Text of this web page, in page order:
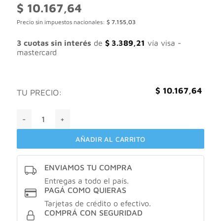
$ 10.167,64
Precio sin impuestos nacionales: $ 7.155,03
3 cuotas sin interés de $3.389,21 vía visa -
mastercard
TU PRECIO: $ 10.167,64
AÑADIR AL CARRITO
ENVIAMOS TU COMPRA
Entregas a todo el país.
PAGÁ COMO QUIERAS
Tarjetas de crédito o efectivo.
COMPRÁ CON SEGURIDAD